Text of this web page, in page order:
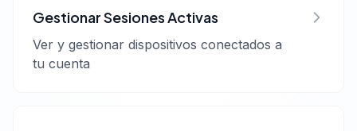
Gestionar Sesiones Activas
Ver y gestionar dispositivos conectados a
tu cuenta